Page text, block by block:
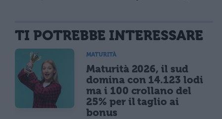
TI POTREBBE INTERESSARE
MATURITÀ
Maturità 2026, il sud
domina con 14.123 lodi
ma i 100 crollano del
25% per il taglio ai
bonus